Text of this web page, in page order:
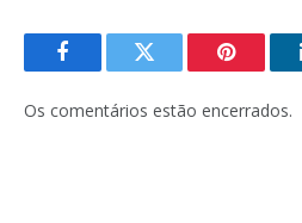
FacebookTwitter Pinterest
Os comentários estão encerrados.